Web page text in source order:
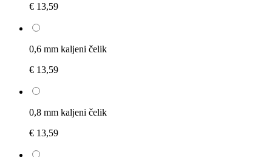
€ 13,59
0,6 mm kaljeni čelik
€ 13,59
0,8 mm kaljeni čelik
€ 13,59